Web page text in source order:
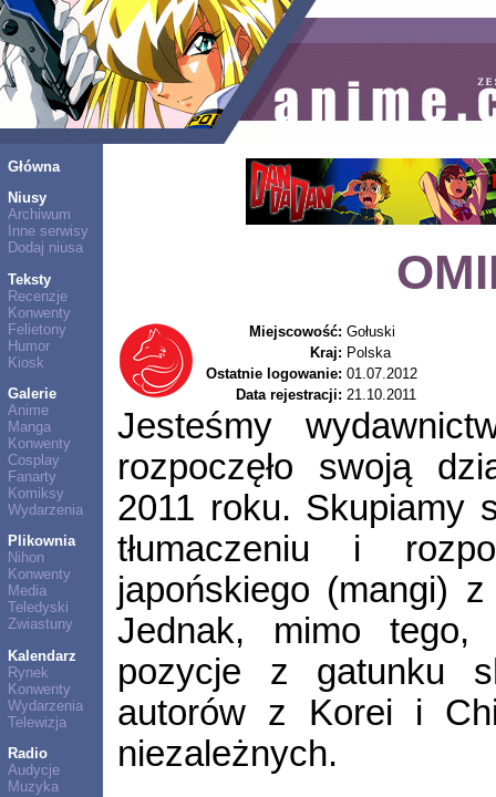
Główna
Niusy
Archiwum
Inne serwisy
Dodaj niusa
Teksty
Recenzje
Konwenty
Felietony
Humor
Kiosk
Galerie
Anime
Manga
Konwenty
Cosplay
Fanarty
Komiksy
Wydarzenia
Plikownia
Nihon
Konwenty
Media
Teledyski
Zwiastuny
Kalendarz
Rynek
Konwenty
Wydarzenia
Telewizja
Radio
Audycje
Muzyka
Miejscowość: Gołuski
Kraj: Polska
Ostatnie logowanie: 01.07.2012
Data rejestracji: 21.10.2011
Jesteśmy
rozpoczęło swoją
2011 roku. Skupiamy
tłumaczeniu i
japońskiego (mangi)
Jednak, mimo
pozycje z gatunku
autorów z Korei i
niezależnych.